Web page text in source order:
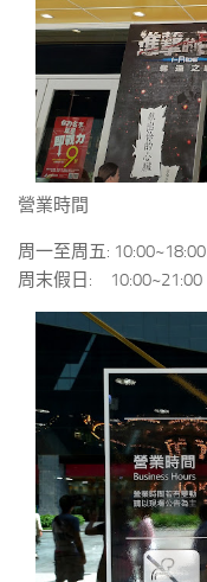
營業時間
周一至周五: 10:00~18:00
周末假日: 10:00~21:00